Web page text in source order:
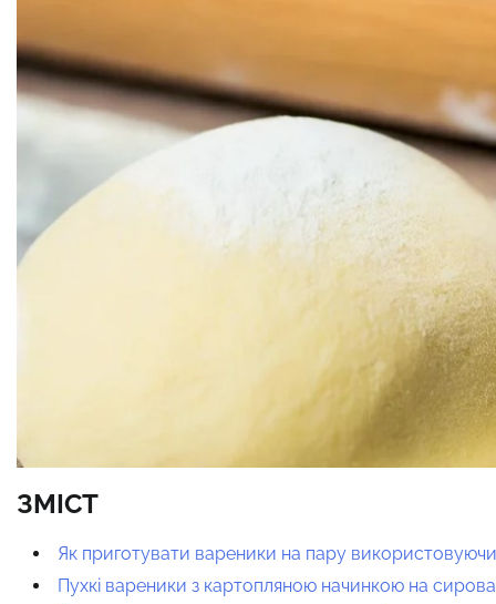
ЗМІСТ
Як приготувати вареники на пару
Пухкі вареники з картопляною начинкою на